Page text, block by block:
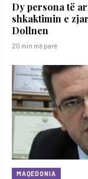
Dy persona të
shkaktimin e
Dollnen
20 min më parë
MAQEDONIA